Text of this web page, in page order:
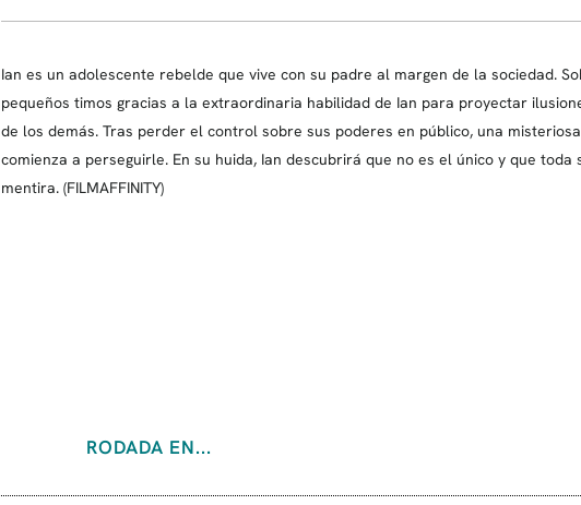
Ian es un adolescente rebelde que vive con su padre al margen de la sociedad.
pequeños timos gracias a la extraordinaria habilidad de Ian para proyectar
de los demás. Tras perder el control sobre sus poderes en público, una
comienza a perseguirle. En su huida, Ian descubrirá que no es el único y que toda
mentira. (FILMAFFINITY)
RODADA EN...